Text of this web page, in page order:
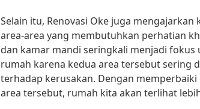
Selain itu, Renovasi Oke juga
area-area yang membutuhkan perhatian
dan kamar mandi seringkali menjadi fokus
rumah karena kedua area tersebut sering
terhadap kerusakan. Dengan
area tersebut, rumah kita akan terlihat